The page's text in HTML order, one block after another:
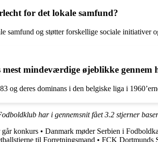
for det lokale samfund?
samfund og støtter forskellige sociale initiativer
mindeværdige øjeblikke gennem
og deres dominans i den belgiske liga i
har i gennemsnit fået3.2 stjerner
går konkurs • Danmark møder Serbien i
til Forretningsmand • FCK Dortmunds